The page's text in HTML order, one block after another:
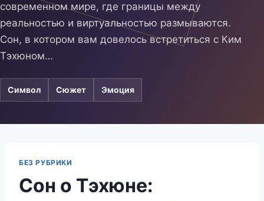
современном мире, где границы между
реальностью и виртуальностью размываются.
Сон, в котором вам довелось встретиться с Ким
Тэхюном…
Символ Сюжет Эмоция
БЕЗ РУБРИКИ
Сон о Тэхюне: